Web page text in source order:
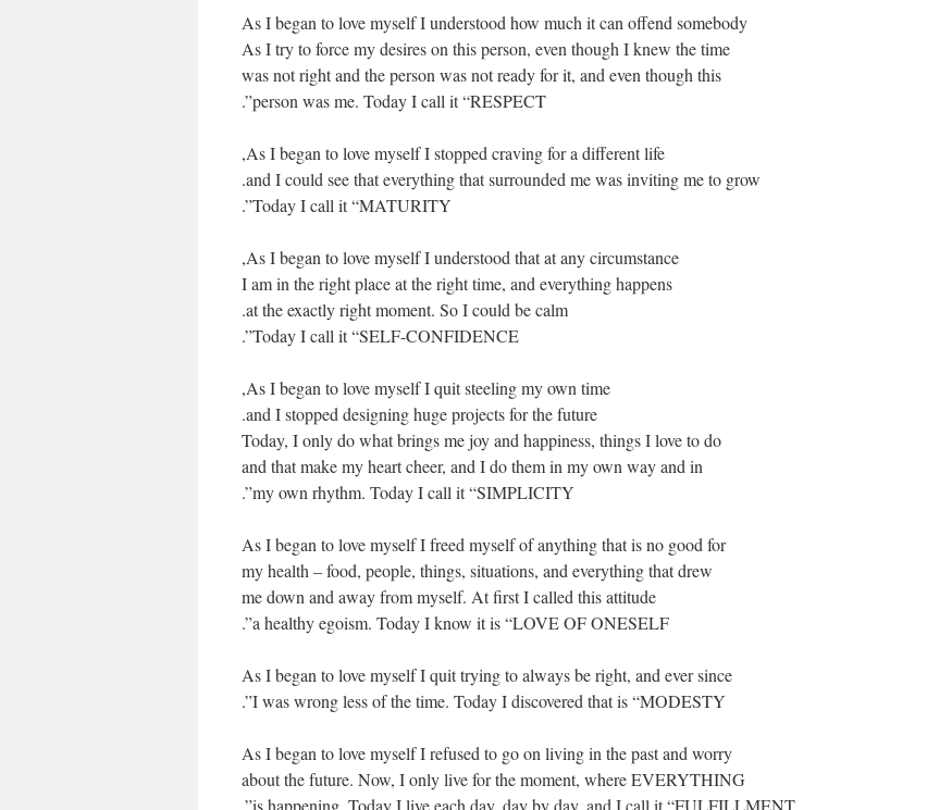
As I began to love myself I understood how much it can offend somebody
As I try to force my desires on this person, even though I knew the time
was not right and the person was not ready for it, and even though this
person was me. Today I call it “RESPECT”.
As I began to love myself I stopped craving for a different life,
and I could see that everything that surrounded me was inviting me to grow.
Today I call it “MATURITY”.
As I began to love myself I understood that at any circumstance,
I am in the right place at the right time, and everything happens
at the exactly right moment. So I could be calm.
Today I call it “SELF-CONFIDENCE”.
As I began to love myself I quit steeling my own time,
and I stopped designing huge projects for the future.
Today, I only do what brings me joy and happiness, things I love to do
and that make my heart cheer, and I do them in my own way and in
my own rhythm. Today I call it “SIMPLICITY”.
As I began to love myself I freed myself of anything that is no good for
my health – food, people, things, situations, and everything that drew
me down and away from myself. At first I called this attitude
a healthy egoism. Today I know it is “LOVE OF ONESELF”.
As I began to love myself I quit trying to always be right, and ever since
I was wrong less of the time. Today I discovered that is “MODESTY”.
As I began to love myself I refused to go on living in the past and worry
about the future. Now, I only live for the moment, where EVERYTHING
is happening. Today I live each day, day by day, and I call it “FULFILLMENT”.